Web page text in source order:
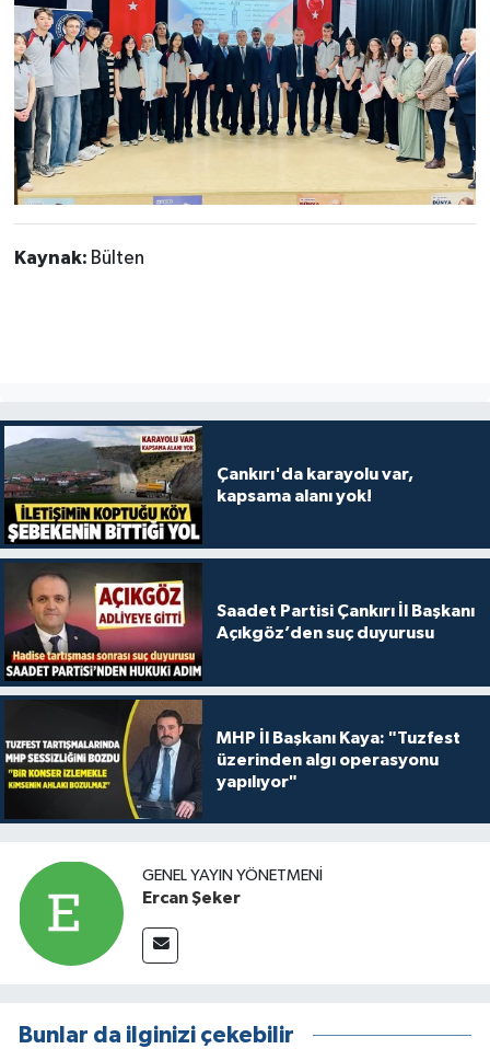
Kaynak: Bülten
Çankırı'da karayolu var,
kapsama alanı yok!
Saadet Partisi Çankırı İl Başkanı
Açıkgöz’den suç duyurusu
MHP İl Başkanı Kaya: "Tuzfest
üzerinden algı operasyonu
yapılıyor"
GENEL YAYIN YÖNETMENI
Ercan Şeker
Bunlar da ilginizi çekebilir